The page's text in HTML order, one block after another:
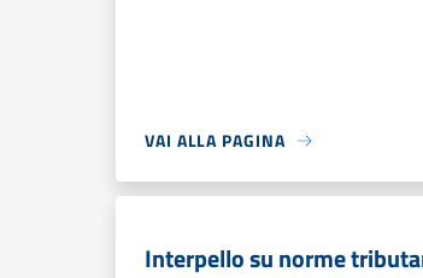
VAI ALLA PAGINA
Interpello su norme